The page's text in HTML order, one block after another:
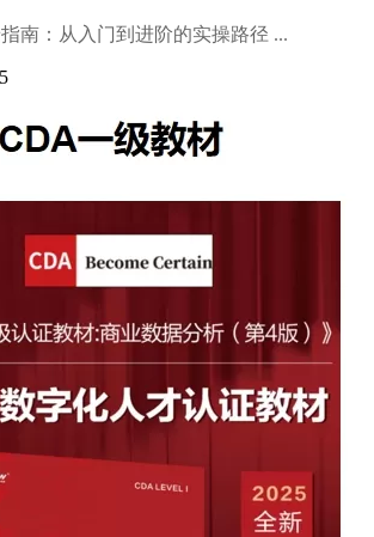
南：从入门到进阶的实操路径 ...